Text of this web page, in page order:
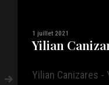
1 juillet 2021
Yilian
Yilian Canizares -